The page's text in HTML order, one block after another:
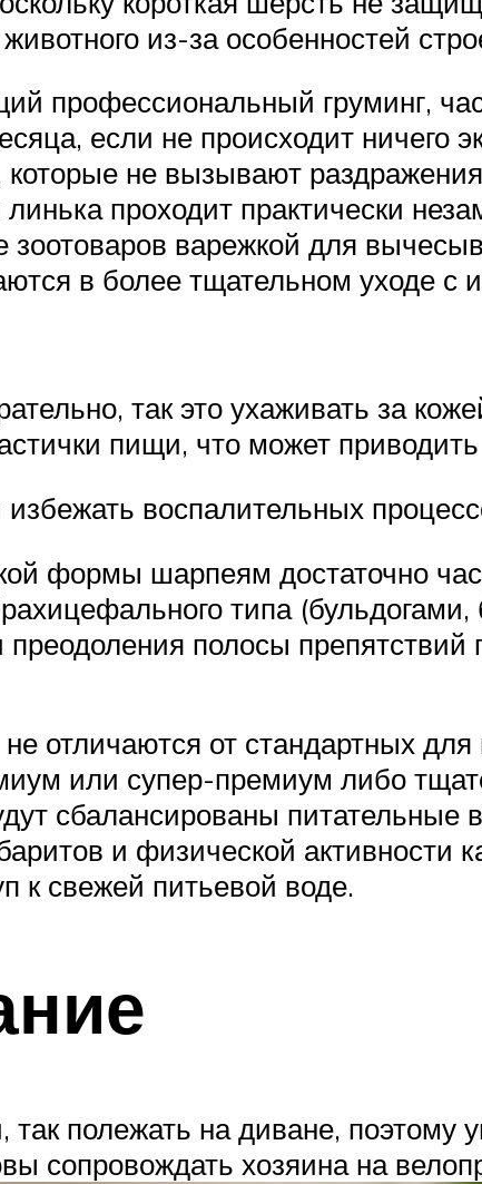
из-за особенностей
профессиональный груминг,
если не происходит ничего
не вызывают
проходит практически
зоотоваров варежкой для
в более тщательном уходе с
так это ухаживать за
пищи, что может
воспалительных
формы шарпеям достаточно
типа
полосы
отличаются от стандартных
или супер-премиум либо
сбалансированы
и физической активности
к свежей питьевой воде.
полежать на диване, поэтому
сопровождать хозяина на